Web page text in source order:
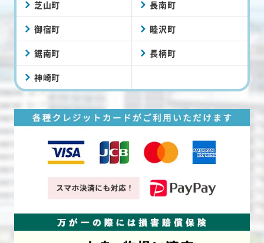
芝山町 長南町
御宿町 睦沢町
鋸南町 長柄町
神崎町